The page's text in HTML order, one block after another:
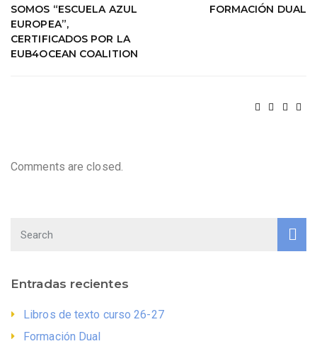
SOMOS “ESCUELA AZUL
EUROPEA”,
CERTIFICADOS POR LA
EUB4OCEAN COALITION
FORMACIÓN DUAL
Comments are closed.
Entradas recientes
Libros de texto curso 26-27
Formación Dual